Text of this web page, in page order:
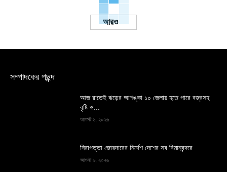
Load more
সম্পাদকের পছন্দ
আজ রাতেই ঝড়ের আশঙ্কা ১০ জেলায় হতে পারে বজ্রসহ
বৃষ্টি ও...
আগস্ট ৬, ২০২৬
নিরাপত্তা জোরদারের নির্দেশ দেশের সব বিমানবন্দরে
আগস্ট ৬, ২০২৬